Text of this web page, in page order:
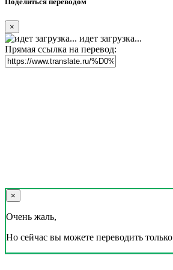
×
идет загрузка...
Прямая ссылка на перевод:
×
Очень жаль,
Но сейчас вы можете переводить только